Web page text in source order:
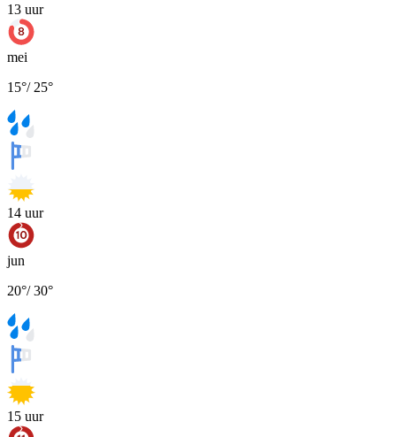
13 uur
mei
15°/ 25°
14 uur
jun
20°/30°
15 uur